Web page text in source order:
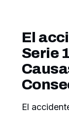
El
Serie
El